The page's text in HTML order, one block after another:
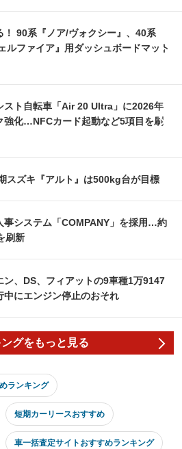
！ 90系『ノア/ヴォクシー』、40系
ルファイア』用ダッシュボードマット
スト自転車「Air 20 Ultra」に2026年
強化…NFCカード起動など5項目を刷
スズキ『アルト』は500kg台が目標
事システム「COMPANY」を採用…約
刷新
ン、DS、フィアットの9車種1万9147
にエンジン停止のおそれ
グをもっと見る
ランキング
短期カーリースおすすめ
車一括査定サイトおすすめランキング